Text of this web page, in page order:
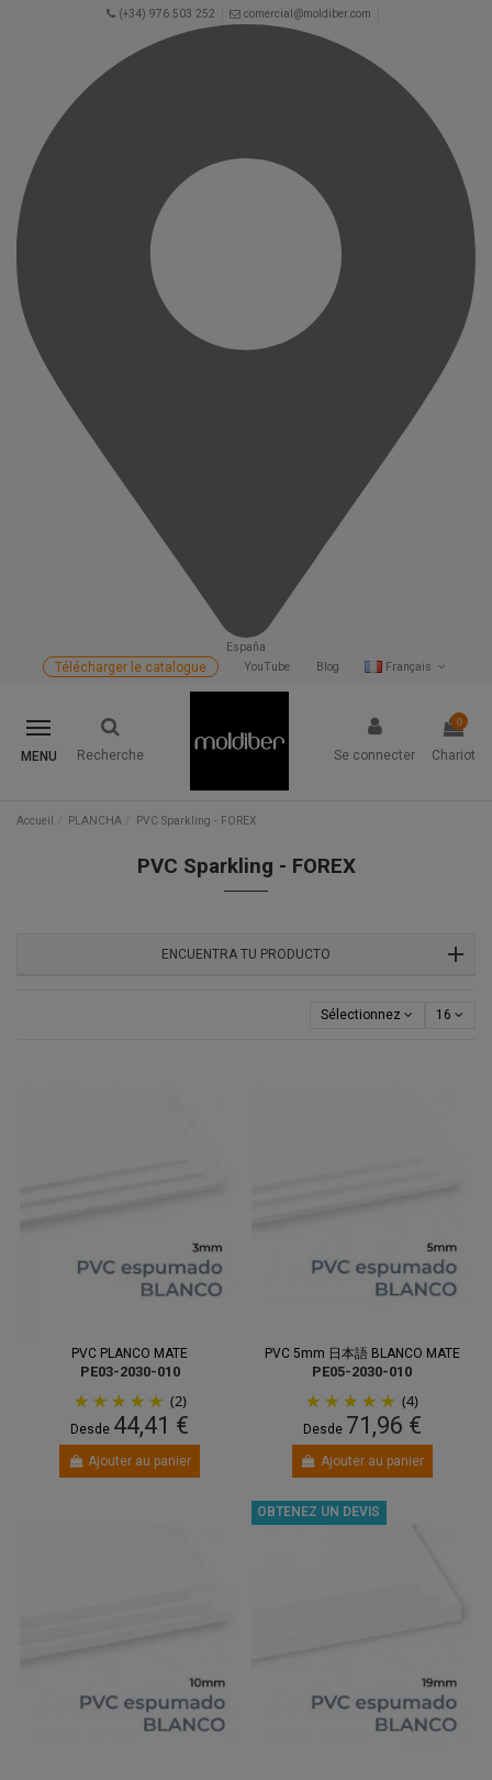
(+34) 976 503 252 comercial@moldiber.com
España
Français
Blog
YouTube
Télécharger le catalogue
MENU Recherche Se connecter
0
Chariot
Accueil PLANCHA PVC Sparkling - FOREX
PVC Sparkling - FOREX
ENCUENTRA TU PRODUCTO
Sélectionnez 16
PVC PLANCO MATE
PE03-2030-010
(2)
Desde 44,41 €
Ajouter au panier
PVC 5mm 日本語 BLANCO MATE
PE05-2030-010
(4)
Desde 71,96 €
Ajouter au panier
OBTENEZ UN DEVIS